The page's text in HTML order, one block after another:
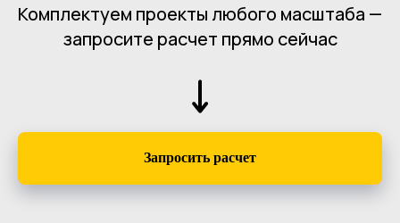
Комплектуем проекты любого масштаба —
запросите расчет прямо сейчас
Запросить расчет